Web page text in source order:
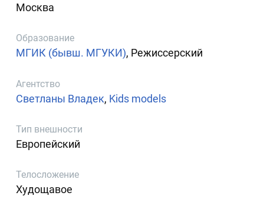
Москва
Образование
МГИК (бывш. МГУКИ), Режиссерский
Агентство
Светланы Владек, Kids models
Тип внешности
Европейский
Телосложение
Худощавое